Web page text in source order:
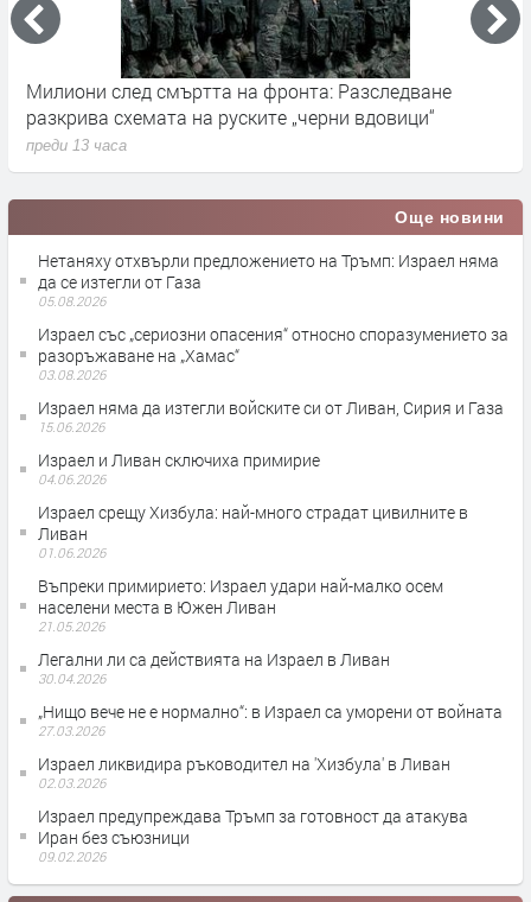
Милиони след смъртта на фронта: Разследване
разкрива схемата на руските „черни вдовици“
преди 13 часа
Още новини
Нетаняху отхвърли предложението на Тръмп: Израел няма
да се изтегли от Газа
05.08.2026
Израел със „сериозни опасения“ относно споразумението за
разоръжаване на „Хамас“
03.08.2026
Израел няма да изтегли войските си от Ливан, Сирия и Газа
15.06.2026
Израел и Ливан сключиха примирие
04.06.2026
Израел срещу Хизбула: най-много страдат цивилните в
Ливан
01.06.2026
Въпреки примирието: Израел удари най-малко осем
населени места в Южен Ливан
21.05.2026
Легални ли са действията на Израел в Ливан
30.04.2026
„Нищо вече не е нормално“: в Израел са уморени от войната
27.03.2026
Израел ликвидира ръководител на 'Хизбула' в Ливан
02.03.2026
Израел предупреждава Тръмп за готовност да атакува
Иран без съюзници
09.02.2026